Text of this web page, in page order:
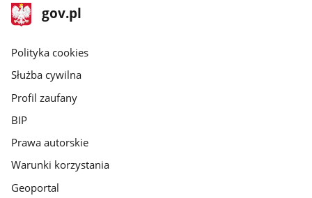
stopka
gov.pl
Strona
gov.pl
gov.pl
Polityka cookies
Służba cywilna
Profil zaufany
BIP
Prawa autorskie
Warunki korzystania
Geoportal